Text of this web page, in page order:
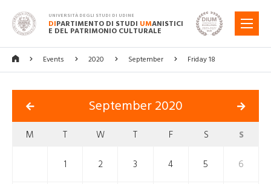
UNIVERSITÀ DEGLI STUDI DI UDINE
DIPARTIMENTO DI STUDI UMANISTICI
E DEL PATRIMONIO CULTURALE
MENU
Events 2020 September Friday 18
September 2020
M T W T F S S
1 2 3 4 5 6